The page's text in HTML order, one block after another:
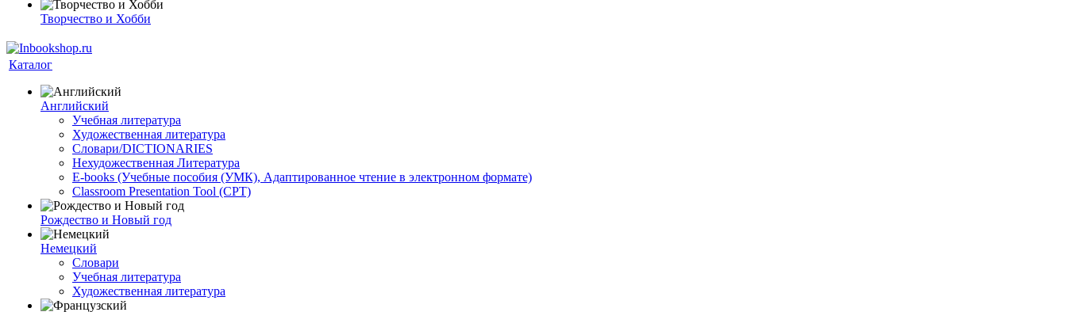
Творчество и Хобби
Каталог
Английский
Учебная литература
Художественная литература
Словари/DICTIONARIES
Нехудожественная Литература
E-books (Учебные пособия (УМК), Адаптированное чтение в электронном формате)
Classroom Presentation Tool (CPT)
Рождество и Новый год
Немецкий
Словари
Учебная литература
Художественная литература